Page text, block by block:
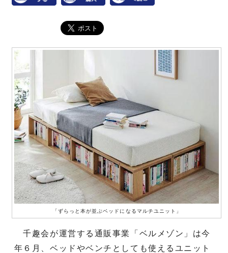
「ずらっと本が並ぶベッドになるマルチユニット」
千趣会が運営する通販事業「ベルメゾン」は今
年６月、ベッドやベンチとしても使えるユニット